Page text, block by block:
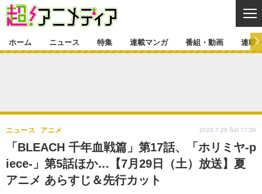
ゲーム・アプリ マンガ
グッズ イベント
声優
特集一覧 カバー
ラキりす
連載マンガ
連載マンガ一覧 連載一覧
番組・動画
番組・動画一覧 ラジオ
動画
連載・ブログ
連載・ブログ一覧
ホーム ニュース 特集 連載マンガ 番組・動画 連載
「BLEACH 千年血戦篇」第17話、「ホリミヤ-p
iece-」第5話ほか…【7月29日（土）放送】夏
アニメ あらすじ＆先行カット
ニュース アニメ 2023.7.29 Sat 17:36